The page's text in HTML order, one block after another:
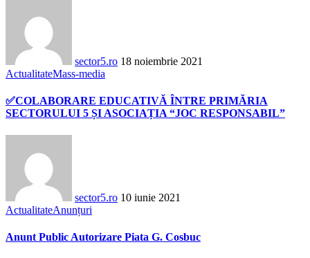
sector5.ro 18 noiembrie 2021
ActualitateMass-media
✅COLABORARE EDUCATIVĂ ÎNTRE PRIMĂRIA
SECTORULUI 5 ȘI ASOCIAȚIA “JOC RESPONSABIL”
sector5.ro 10 iunie 2021
ActualitateAnunțuri
Anunt Public Autorizare Piata G. Cosbuc